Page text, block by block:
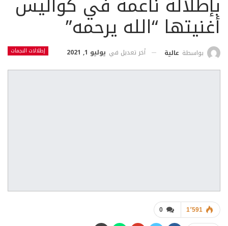
أغنيتها “الله يرحمه”
إطلالات النجمات بواسطة عالية أخر تعديل في يوليو 1, 2021
0 1٬591